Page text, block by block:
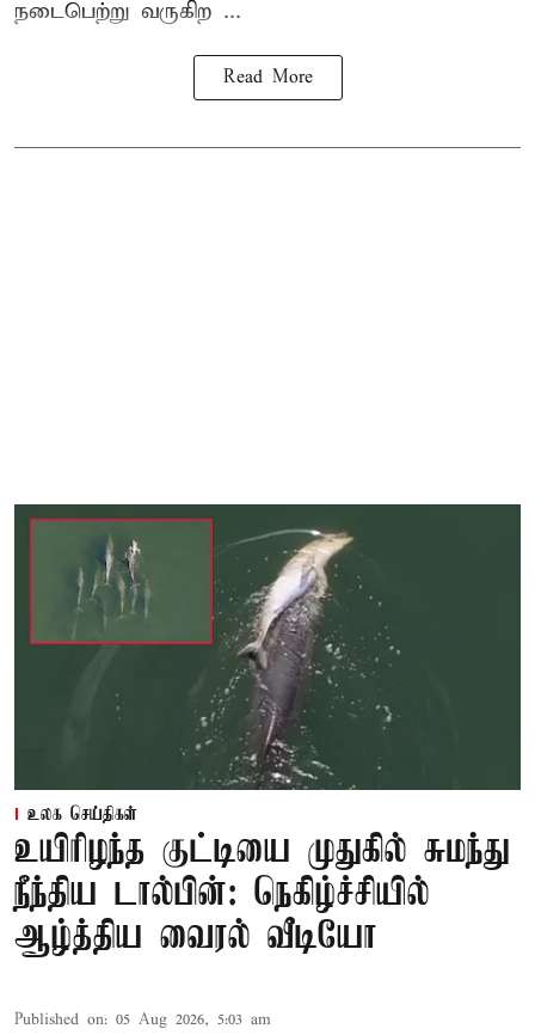
நடைபெற்று வருகிற ...
Read More
உலக செய்திகள்
உயிரிழந்த குட்டியை முதுகில் சுமந்து
நீந்திய டால்பின்: நெகிழ்ச்சியில்
ஆழ்த்திய வைரல் வீடியோ
Published on: 05 Aug 2026, 5:03 am